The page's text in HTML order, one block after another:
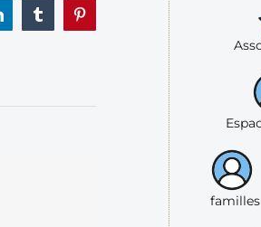
LinkedIn Tumblr
familles